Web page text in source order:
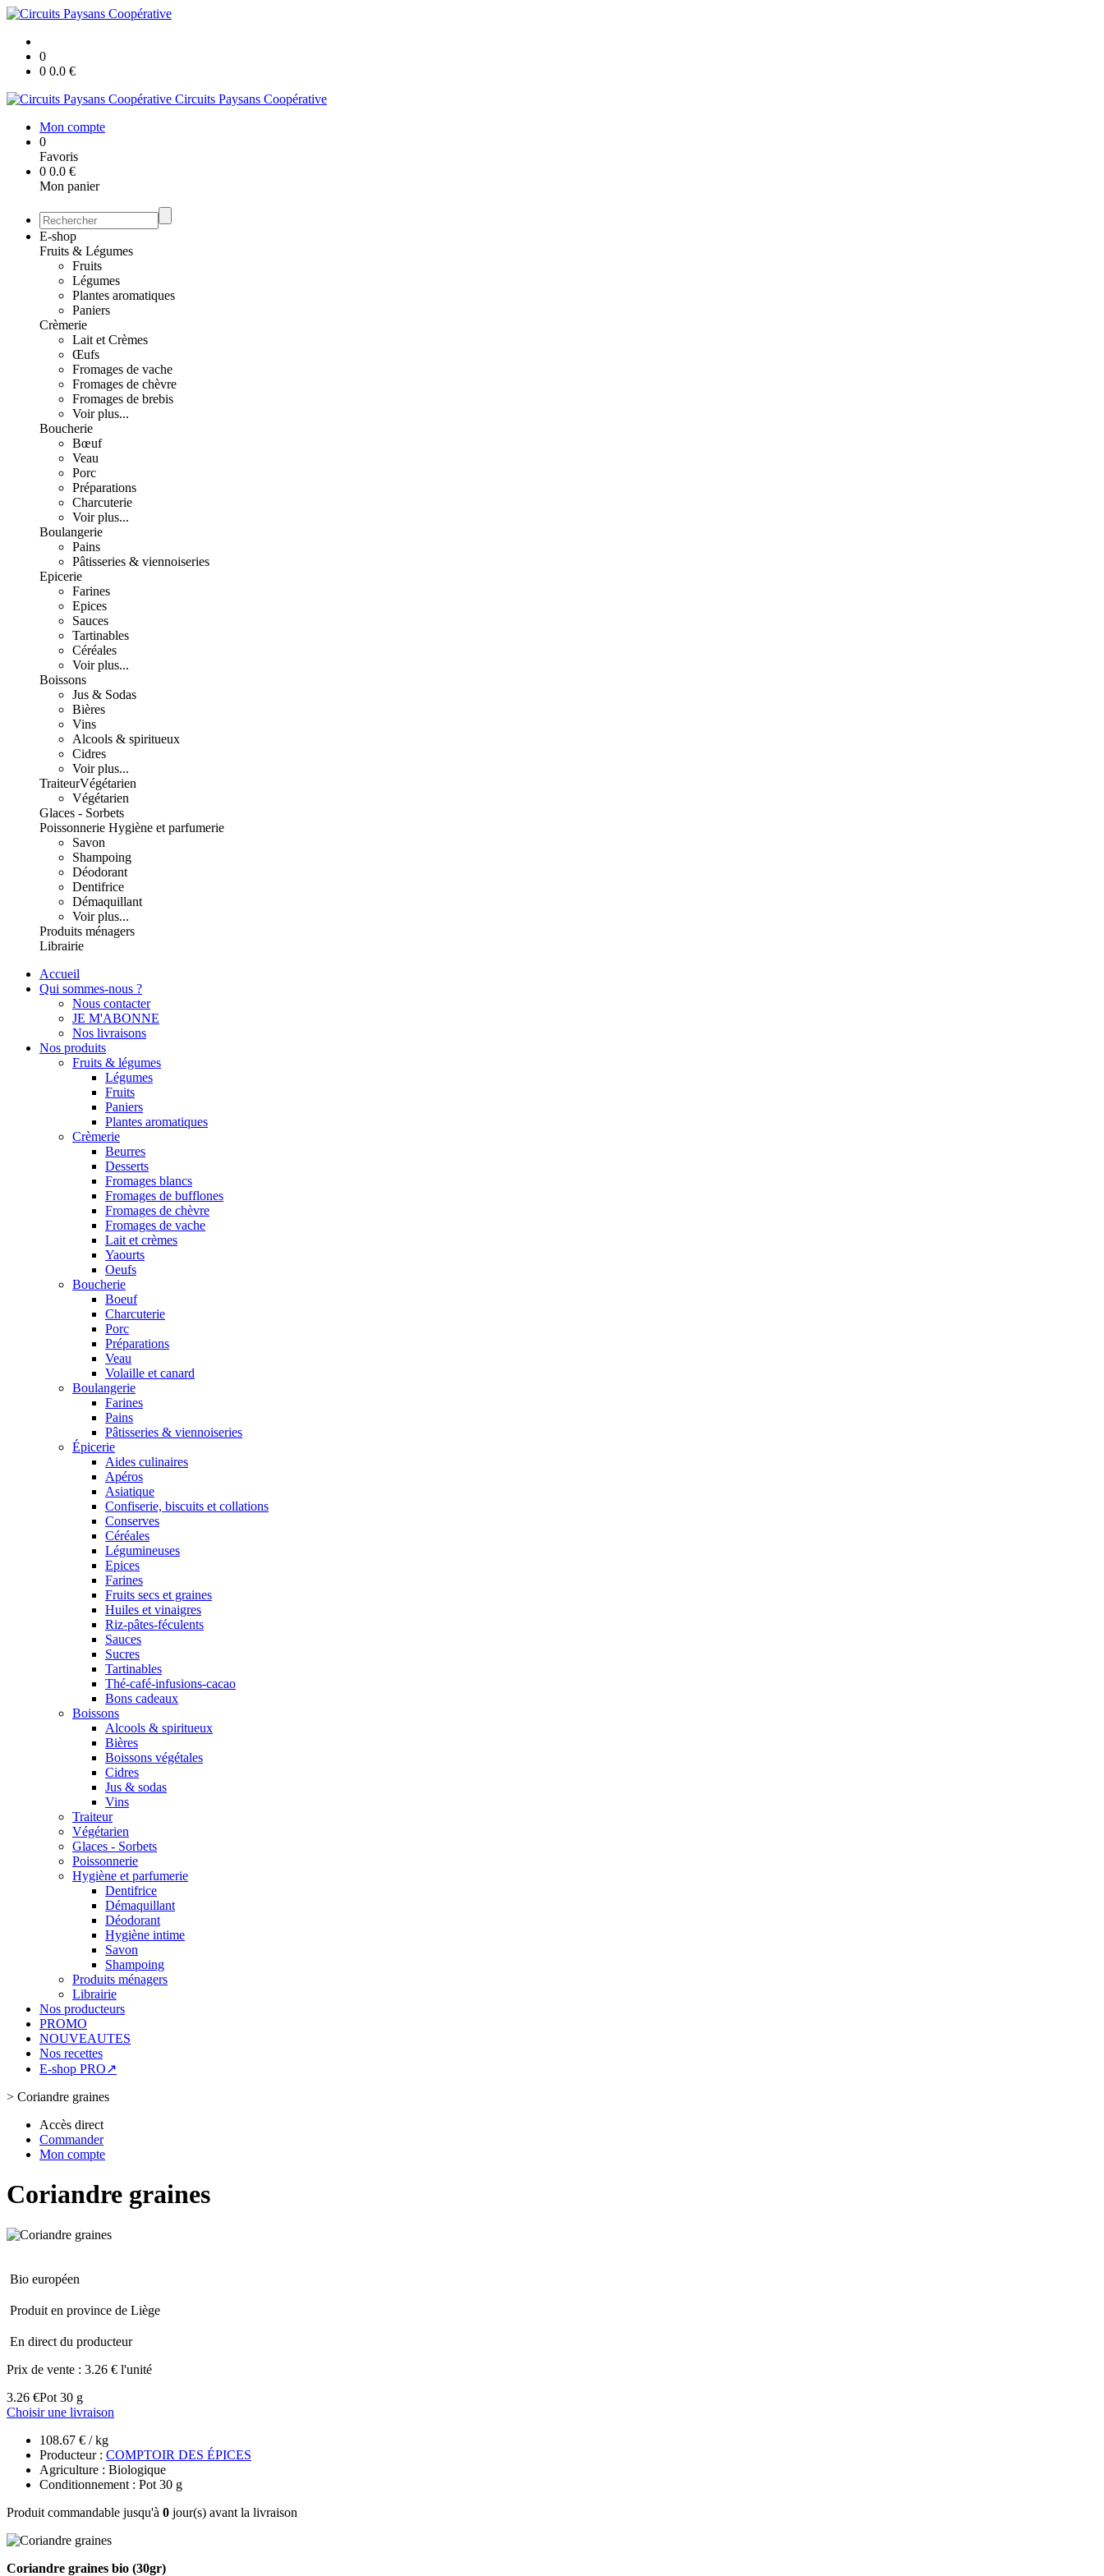
0
0 0.0 €
Circuits Paysans Coopérative
Mon compte
0
Favoris
0 0.0 €
Mon panier
E-shop
Fruits & Légumes
Fruits
Légumes
Plantes aromatiques
Paniers
Crèmerie
Lait et Crèmes
Œufs
Fromages de vache
Fromages de chèvre
Fromages de brebis
Voir plus...
Boucherie
Bœuf
Veau
Porc
Préparations
Charcuterie
Voir plus...
Boulangerie
Pains
Pâtisseries & viennoiseries
Epicerie
Farines
Epices
Sauces
Tartinables
Céréales
Voir plus...
Boissons
Jus & Sodas
Bières
Vins
Alcools & spiritueux
Cidres
Voir plus...
TraiteurVégétarien
Végétarien
Glaces - Sorbets
Poissonnerie Hygiène et parfumerie
Savon
Shampoing
Déodorant
Dentifrice
Démaquillant
Voir plus...
Produits ménagers
Librairie
Accueil
Qui sommes-nous ?
Nous contacter
JE M'ABONNE
Nos livraisons
Nos produits
Fruits & légumes
Légumes
Fruits
Paniers
Plantes aromatiques
Crèmerie
Beurres
Desserts
Fromages blancs
Fromages de bufflones
Fromages de chèvre
Fromages de vache
Lait et crèmes
Yaourts
Oeufs
Boucherie
Boeuf
Charcuterie
Porc
Préparations
Veau
Volaille et canard
Boulangerie
Farines
Pains
Pâtisseries & viennoiseries
Épicerie
Aides culinaires
Apéros
Asiatique
Confiserie, biscuits et collations
Conserves
Céréales
Légumineuses
Epices
Farines
Fruits secs et graines
Huiles et vinaigres
Riz-pâtes-féculents
Sauces
Sucres
Tartinables
Thé-café-infusions-cacao
Bons cadeaux
Boissons
Alcools & spiritueux
Bières
Boissons végétales
Cidres
Jus & sodas
Vins
Traiteur
Végétarien
Glaces - Sorbets
Poissonnerie
Hygiène et parfumerie
Dentifrice
Démaquillant
Déodorant
Hygiène intime
Savon
Shampoing
Produits ménagers
Librairie
Nos producteurs
PROMO
NOUVEAUTES
Nos recettes
E-shop PRO↗
> Coriandre graines
Accès direct
Commander
Mon compte
Coriandre graines
Bio européen
Produit en province de Liège
En direct du producteur
Prix de vente : 3.26 € l'unité
3.26 €Pot 30 g
Choisir une livraison
108.67 € / kg
Producteur : COMPTOIR DES ÉPICES
Agriculture : Biologique
Conditionnement : Pot 30 g
Produit commandable jusqu'à 0 jour(s) avant la livraison
Coriandre graines bio (30gr)